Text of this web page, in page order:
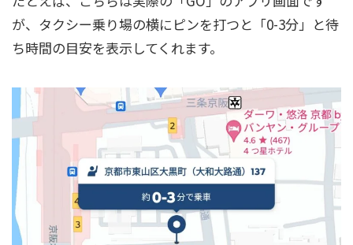
が、タクシー乗り場の横にピンを打つと「0-3分」と待
ち時間の目安を表示してくれます。